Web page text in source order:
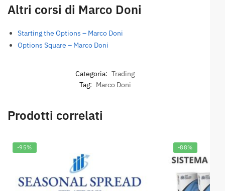
Altri corsi di Marco Doni
Starting the Options – Marco Doni
Options Square – Marco Doni
Categoria: Trading
Tag: Marco Doni
Prodotti correlati
-95% -88%